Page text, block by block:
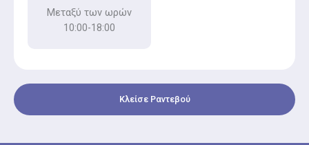
Μεταξύ των ωρών
10:00-18:00
Κλείσε Ραντεβού